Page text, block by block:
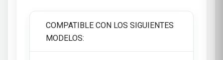
COMPATIBLE CON LOS SIGUIENTES
MODELOS: